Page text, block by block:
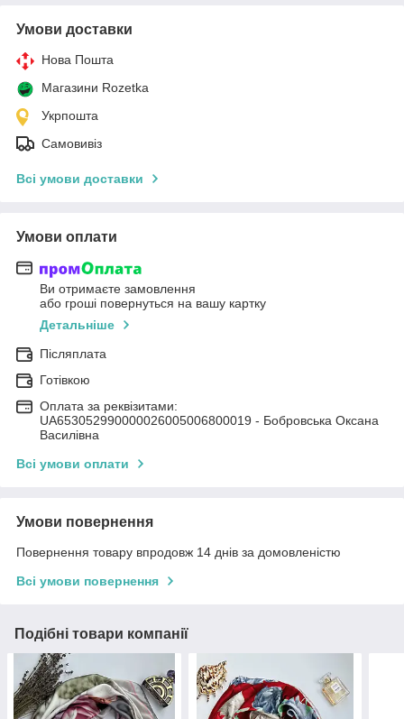
Умови доставки
Нова Пошта
Магазини Rozetka
Укрпошта
Самовивіз
Всі умови доставки
Умови оплати
Ви отримаєте замовлення
або гроші повернуться на вашу картку
Детальніше
Післяплата
Готівкою
Оплата за реквізитами:
UA653052990000026005006800019 - Бобровська Оксана
Василівна
Всі умови оплати
Умови повернення
Повернення товару впродовж 14 днів за домовленістю
Всі умови повернення
Подібні товари компанії